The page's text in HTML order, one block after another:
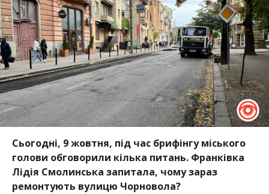
Сьогодні, 9 жовтня, під час брифінгу міського
голови обговорили кілька питань. Франківка
Лідія Смолинська запитала, чому зараз
ремонтують вулицю Чорновола?